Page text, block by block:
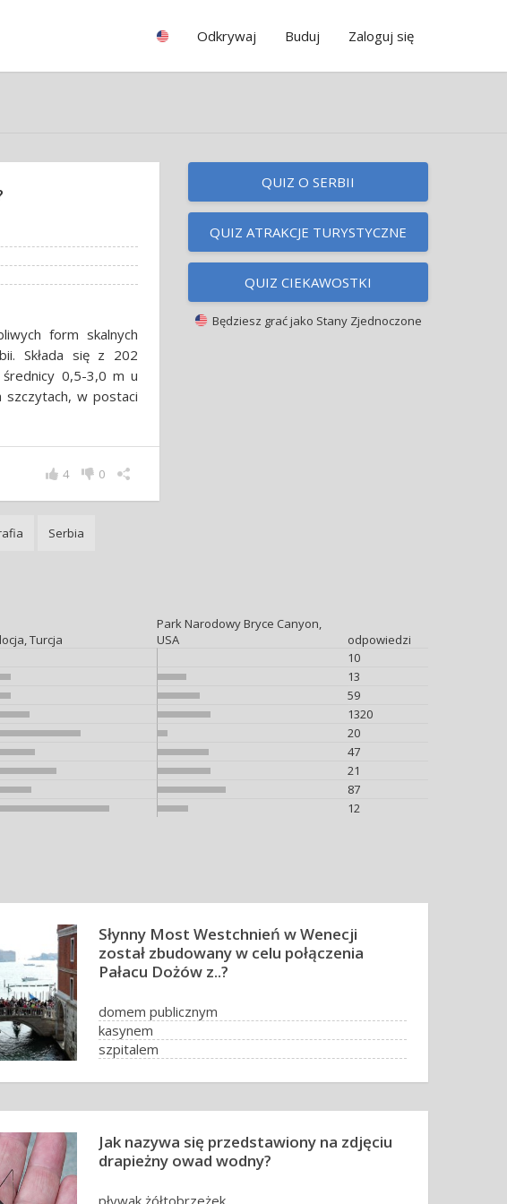
Odkrywaj Buduj Zaloguj się
form skalnych
Składa się z 202
0,5-3,0 m u
szczytach, w postaci
0
4
Serbia
QUIZ O SERBII
QUIZ ATRAKCJE TURYSTYCZNE
QUIZ CIEKAWOSTKI
Będziesz grać jako Stany Zjednoczone
Turcja
Park Narodowy Bryce Canyon,
USA
odpowiedzi
10
13
59
1320
20
47
21
87
12
Słynny Most Westchnień w Wenecji
został zbudowany w celu połączenia
Pałacu Dożów z..?
domem publicznym
kasynem
szpitalem
Jak nazywa się przedstawiony na zdjęciu
drapieżny owad wodny?
pływak żółtobrzeżek